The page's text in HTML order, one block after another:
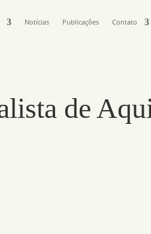
Notícias Publicações Contato
de